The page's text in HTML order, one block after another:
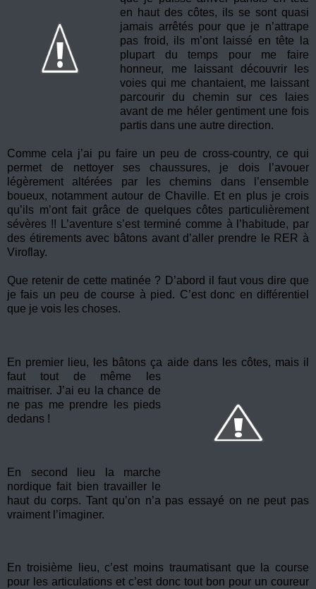
en haut des côtes, ils se sont quasi
jamais arrêtés pour que je n’attrape
pas froid, ils m’ont laissé en tête la
plupart du temps pour me faire
honneur, me laissant découvrir les
voies qui me chantaient, me laissant
parcourir du chemin sur ces laies
avant de me héler gentiment une fois
partis dans une autre direction.
Comme cela j’ai pu faire un peu de cross-country, ce qui
permet de nettoyer ses chaussures, je dois l’avouer
légèrement altérées par les chemins dans l’ensemble
boueux, notamment autour de Chaville. Et en plus je crois
qu’ils m’ont fait grâce de quelques côtes particulièrement
sévères !! L’aventure s’est terminé comme à l’habitude, par
des étirements avec bâtons avant d’aller prendre le RER à
Viroflay.
Que retenir de cette matinée ? D’abord il faut vous dire que
je fais un peu de course à pied. C’est donc en différentiel
que je vois les choses.
En premier lieu, les bâtons ça aide dans les côtes, mais il
faut tout de même les
maitriser. J’ai eu la chance de
ne pas me prendre les pieds
dedans !
En second lieu la marche
nordique fait bien travailler le
haut du corps. Tant qu’on n’a pas essayé on ne peut pas
vraiment l’imaginer.
En troisième lieu, c’est moins traumatisant que la course
pour les articulations et c’est donc tout bon pour un coureur